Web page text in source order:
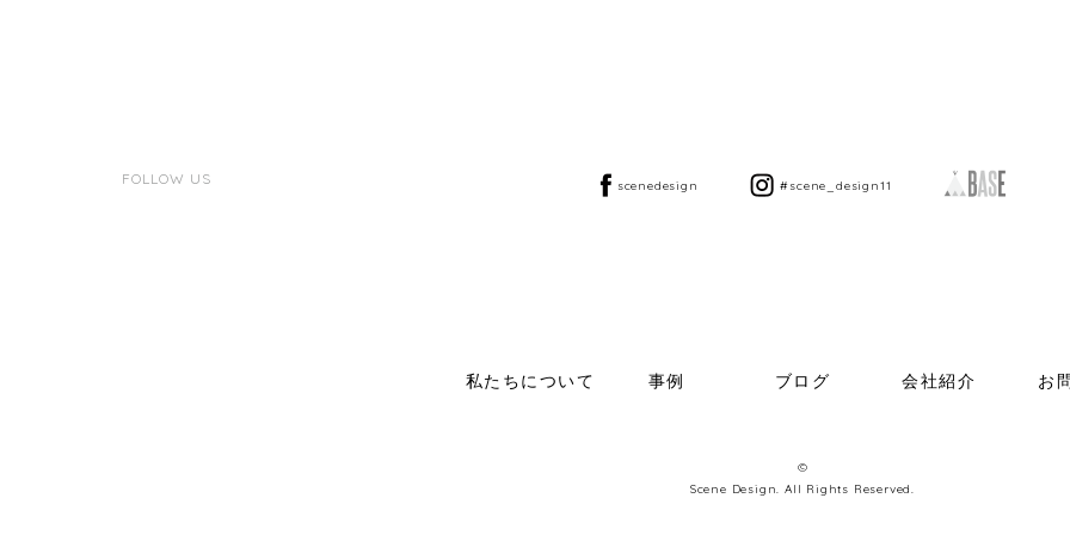
FOLLOW US scenedesign #scene_design11
私たちについて 事例 ブログ 会社紹介 お
©
Scene Design. All Rights Reserved.